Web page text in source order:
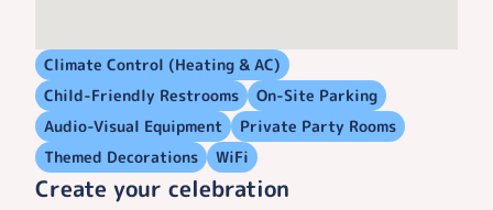
Climate Control (Heating & AC)
Child-Friendly Restrooms
On-Site Parking
Audio-Visual Equipment
Private Party Rooms
Themed Decorations
WiFi
Create your celebration